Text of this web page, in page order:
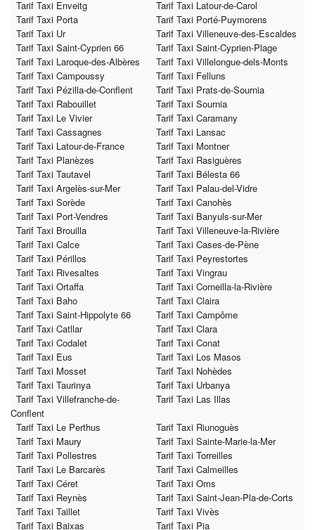
Tarif Taxi Enveitg
Tarif Taxi Latour-de-Carol
Tarif Taxi Porta
Tarif Taxi Porté-Puymorens
Tarif Taxi Ur
Tarif Taxi Villeneuve-des-Escaldes
Tarif Taxi Saint-Cyprien 66
Tarif Taxi Saint-Cyprien-Plage
Tarif Taxi Laroque-des-Albères
Tarif Taxi Villelongue-dels-Monts
Tarif Taxi Campoussy
Tarif Taxi Felluns
Tarif Taxi Pézilla-de-Conflent
Tarif Taxi Prats-de-Sournia
Tarif Taxi Rabouillet
Tarif Taxi Sournia
Tarif Taxi Le Vivier
Tarif Taxi Caramany
Tarif Taxi Cassagnes
Tarif Taxi Lansac
Tarif Taxi Latour-de-France
Tarif Taxi Montner
Tarif Taxi Planèzes
Tarif Taxi Rasiguères
Tarif Taxi Tautavel
Tarif Taxi Bélesta 66
Tarif Taxi Argelès-sur-Mer
Tarif Taxi Palau-del-Vidre
Tarif Taxi Sorède
Tarif Taxi Canohès
Tarif Taxi Port-Vendres
Tarif Taxi Banyuls-sur-Mer
Tarif Taxi Brouilla
Tarif Taxi Villeneuve-la-Rivière
Tarif Taxi Calce
Tarif Taxi Cases-de-Pène
Tarif Taxi Périllos
Tarif Taxi Peyrestortes
Tarif Taxi Rivesaltes
Tarif Taxi Vingrau
Tarif Taxi Ortaffa
Tarif Taxi Corneilla-la-Rivière
Tarif Taxi Baho
Tarif Taxi Claira
Tarif Taxi Saint-Hippolyte 66
Tarif Taxi Campôme
Tarif Taxi Catllar
Tarif Taxi Clara
Tarif Taxi Codalet
Tarif Taxi Conat
Tarif Taxi Eus
Tarif Taxi Los Masos
Tarif Taxi Mosset
Tarif Taxi Nohèdes
Tarif Taxi Taurinya
Tarif Taxi Urbanya
Tarif Taxi Villefranche-de-
Conflent
Tarif Taxi Las Illas
Tarif Taxi Le Perthus
Tarif Taxi Riunoguès
Tarif Taxi Maury
Tarif Taxi Sainte-Marie-la-Mer
Tarif Taxi Pollestres
Tarif Taxi Torreilles
Tarif Taxi Le Barcarès
Tarif Taxi Calmeilles
Tarif Taxi Céret
Tarif Taxi Oms
Tarif Taxi Reynès
Tarif Taxi Saint-Jean-Pla-de-Corts
Tarif Taxi Taillet
Tarif Taxi Vivès
Tarif Taxi Baixas
Tarif Taxi Pia